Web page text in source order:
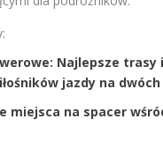
Najlepsze trasy
jazdy na dwóch
miejsca na spacer